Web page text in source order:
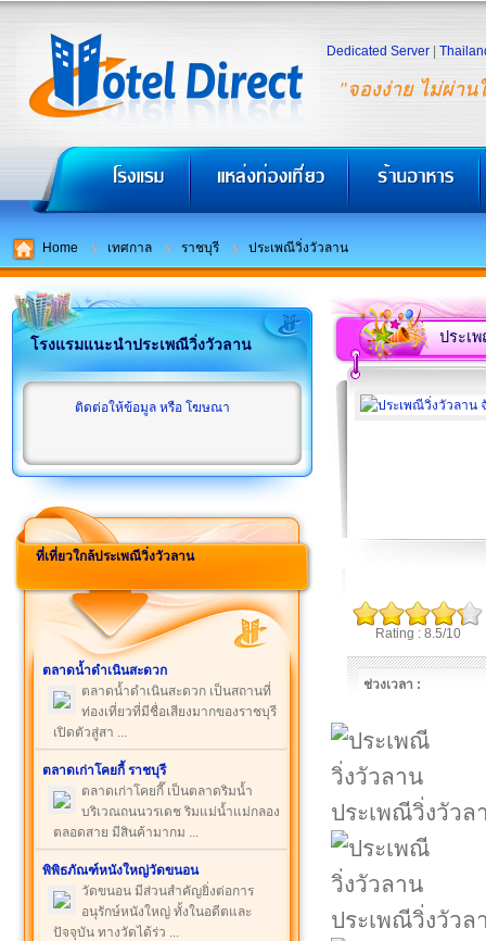
"จองง่าย ไม่ผ่าน
Dedicated Server
Home เทศกาล ราชบุรี ประเพณีวิ่งวัวลาน
โรงแรมแนะนำประเพณีวิ่งวัวลาน
ติดต่อให้ข้อมูล หรือ โฆษณา
ที่เที่ยวใกล้ประเพณีวิ่งวัวลาน
ตลาดน้ำดำเนินสะดวก
ตลาดน้ำดำเนินสะดวก เป็นสถานที่
ท่องเที่ยวที่มีชื่อเสียงมากของราชบุรี
เปิดตัวสู่สา ...
ตลาดเก่าโคยกี้ ราชบุรี
ตลาดเก่าโคยกี๊ เป็นตลาดริมน้ำ
บริเวณถนนวรเดช ริมแม่น้ำแม่กลอง
ตลอดสาย มีสินค้ามากม ...
พิพิธภัณฑ์หนังใหญ่วัดขนอน
วัดขนอน มีส่วนสำคัญยิ่งต่อการ
อนุรักษ์หนังใหญ่ ทั้งในอดีตและ
ปัจจุบัน ทางวัดได้ร่ว ...
ประเ
Rating : 8.5/10
ช่วงเวลา :
ประเพณีวิ่งวัวล
ประเพณีวิ่งวัวล